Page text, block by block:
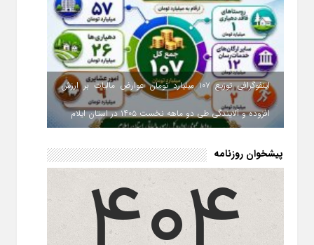
اینفوگرافی توزیع ۱۰۷ میلیارد تومان عوارض مالیات بر ارزش
افزوده و آلایندگی طی دو ماهه نخست ۱۴۰۵ در استان ایلام
پیشخوان روزنامه